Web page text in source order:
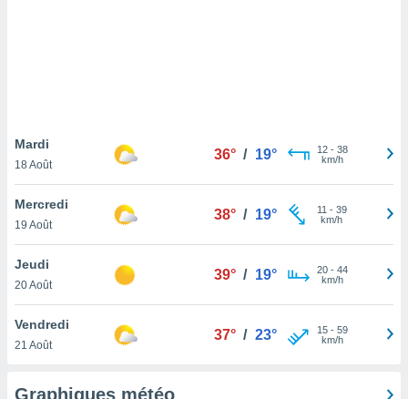
notre
que
et que
Mardi
18 Août
36° / 19° 12- 38
km/h
Mercredi
19 Août
38° / 19° 11 - 39
km/h
Jeudi
20 Août
39° / 19° 20- 44
km/h
Vendredi
21 Août
37° / 23° 15- 59
km/h
Graphiques météo